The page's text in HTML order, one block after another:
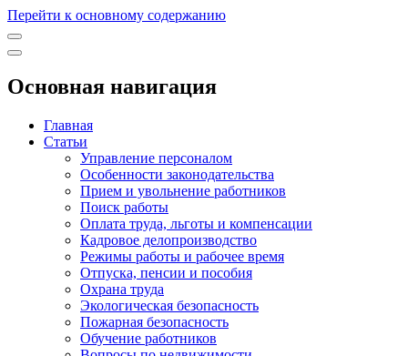
Перейти к основному содержанию
Основная навигация
Главная
Статьи
Управление персоналом
Особенности законодательства
Прием и увольнение работников
Поиск работы
Оплата труда, льготы и компенсации
Кадровое делопроизводство
Режимы работы и рабочее время
Отпуска, пенсии и пособия
Охрана труда
Экологическая безопасность
Пожарная безопасность
Обучение работников